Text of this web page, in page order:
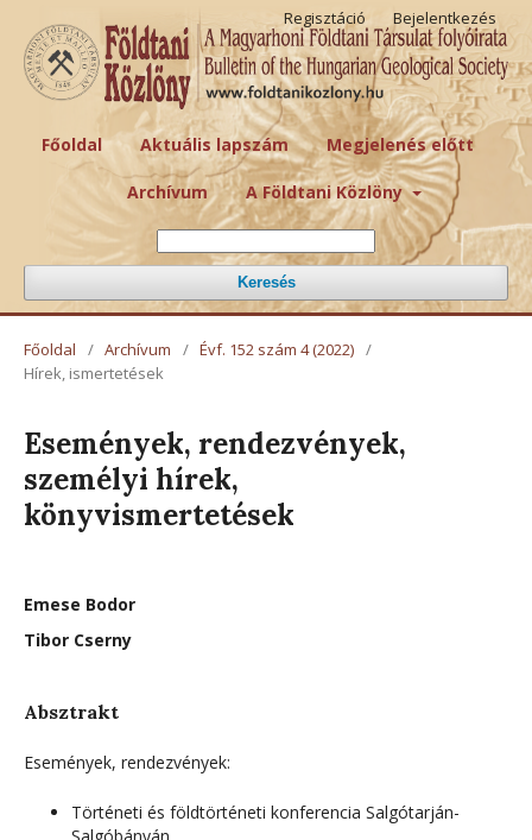
Főoldal Aktuális lapszám Megjelenés előtt
Archívum A Földtani Közlöny
Keresés
Regisztáció Bejelentkezés
Főoldal / Archívum / Évf. 152 szám 4 (2022) /
Hírek, ismertetések
Események, rendezvények,
személyi hírek,
könyvismertetések
Emese Bodor
Tibor Cserny
Absztrakt
Események, rendezvények:
Történeti és földtörténeti konferencia Salgótarján-
Salgóbányán